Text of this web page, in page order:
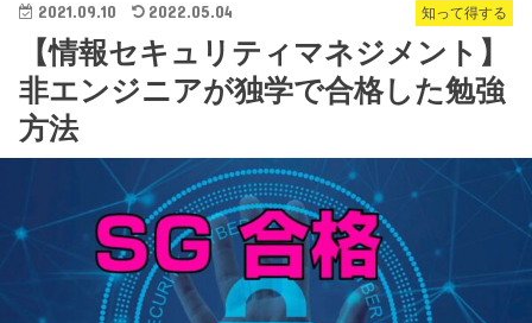
知って得する
2021.09.10 2022.05.04
【情報セキュリティマネジメント】
非エンジニアが独学で合格した勉強
方法